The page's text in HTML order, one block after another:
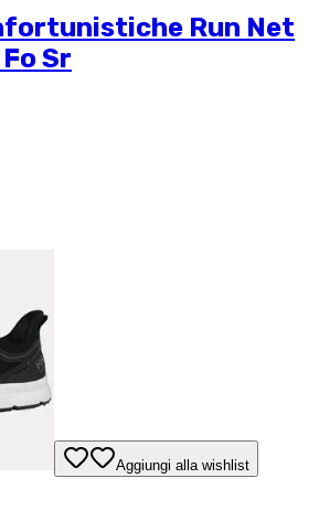
Run Net
Sr
Aggiungi alla wishlist